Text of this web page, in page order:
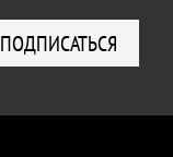
ПОДПИСАТЬСЯ